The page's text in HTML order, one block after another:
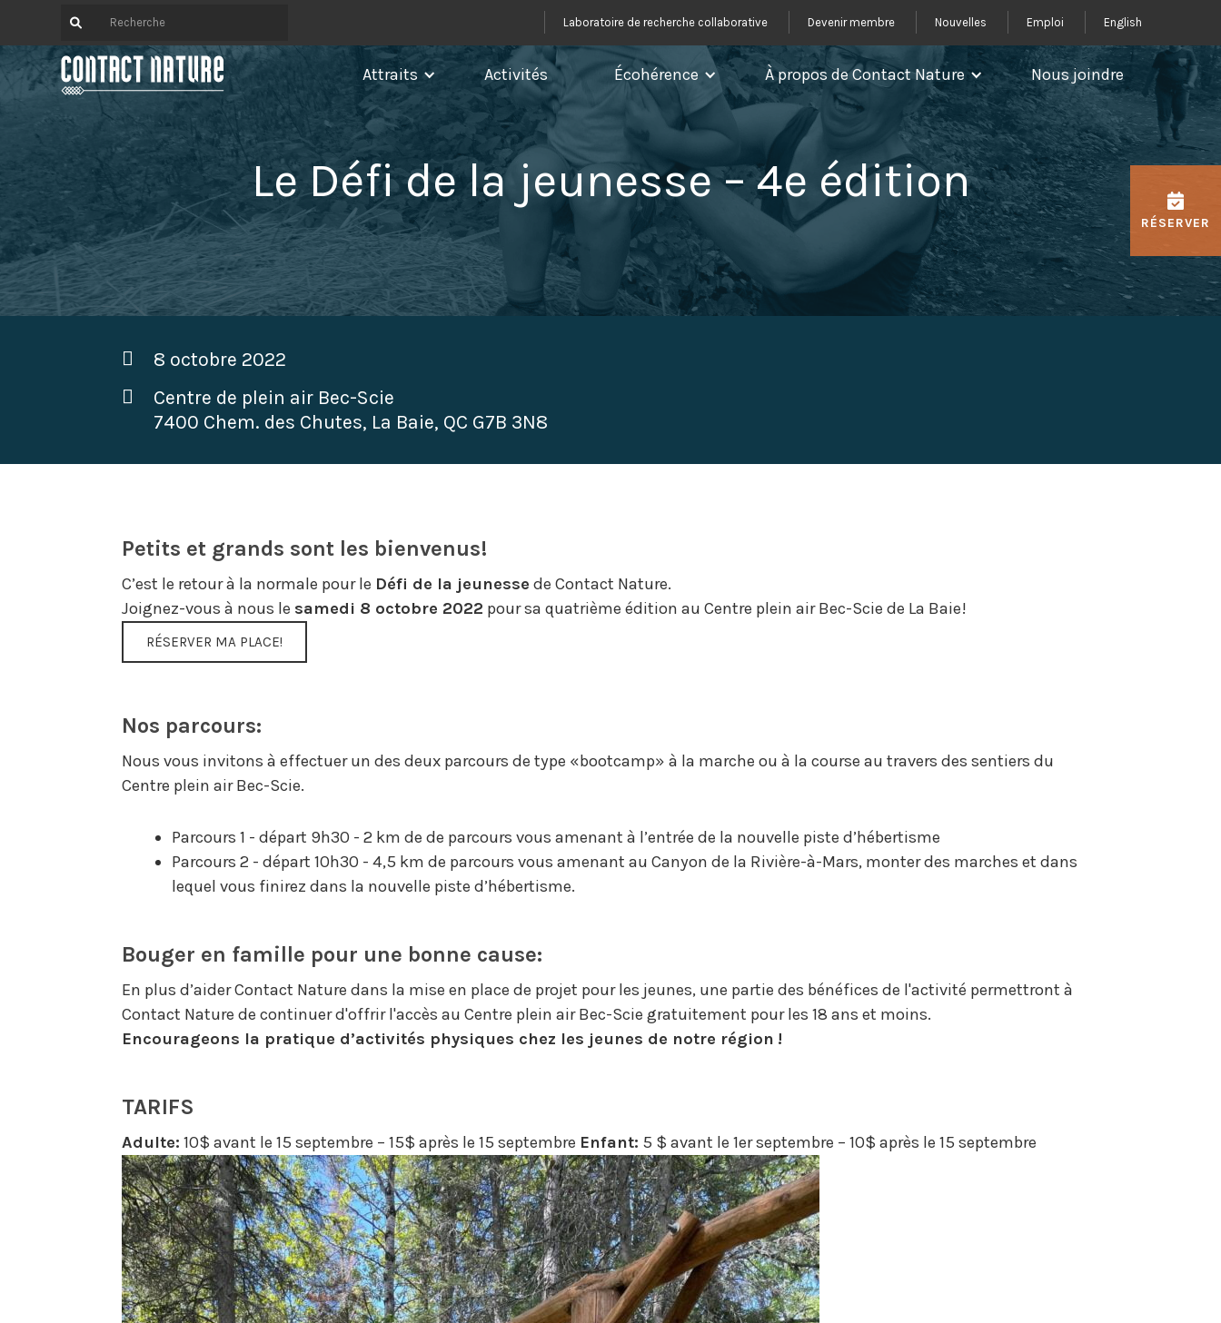
Laboratoire de recherche collaborative Devenir membre Nouvelles Emploi English
Attraits Activités Écohérence À propos de Contact Nature Nous joindre
RÉSERVER
Le Défi de la jeunesse – 4e édition
8 octobre 2022
Centre de plein air Bec-Scie
7400 Chem. des Chutes, La Baie, QC G7B 3N8
Petits et grands sont les bienvenus!
C’est le retour à la normale pour le Défi de la jeunesse de Contact Nature.
Joignez-vous à nous le samedi 8 octobre 2022 pour sa quatrième édition au Centre plein air Bec-Scie de La Baie!
RÉSERVER MA PLACE!
Nos parcours:
Nous vous invitons à effectuer un des deux parcours de type «bootcamp» à la marche ou à la course au travers des sentiers du
Centre plein air Bec-Scie.
Parcours 1 - départ 9h30 - 2 km de de parcours vous amenant à l’entrée de la nouvelle piste d’hébertisme
Parcours 2 - départ 10h30 - 4,5 km de parcours vous amenant au Canyon de la Rivière-à-Mars, monter des marches et dans
lequel vous finirez dans la nouvelle piste d’hébertisme.
Bouger en famille pour une bonne cause:
En plus d’aider Contact Nature dans la mise en place de projet pour les jeunes, une partie des bénéfices de l'activité permettront à
Contact Nature de continuer d'offrir l'accès au Centre plein air Bec-Scie gratuitement pour les 18 ans et moins.
Encourageons la pratique d’activités physiques chez les jeunes de notre région !
TARIFS
Adulte: 10$ avant le 15 septembre – 15$ après le 15 septembre Enfant: 5 $ avant le 1er septembre – 10$ après le 15 septembre